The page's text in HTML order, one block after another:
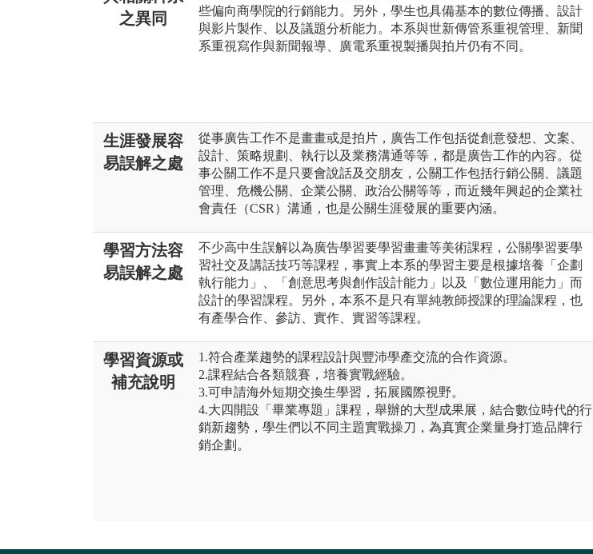
之異同
些偏向商學院的行銷能力。另外，學生也具備基本的數位傳播、設計
與影片製作、以及議題分析能力。本系與世新傳管系重視管理、新聞
系重視寫作與新聞報導、廣電系重視製播與拍片仍有不同。
生涯發展容
易誤解之處
從事廣告工作不是畫畫或是拍片，廣告工作包括從創意發想、文案、
設計、策略規劃、執行以及業務溝通等等，都是廣告工作的內容。從
事公關工作不是只要會說話及交朋友，公關工作包括行銷公關、議題
管理、危機公關、企業公關、政治公關等等，而近幾年興起的企業社
會責任（CSR）溝通，也是公關生涯發展的重要內涵。
學習方法容
易誤解之處
不少高中生誤解以為廣告學習要學習畫畫等美術課程，公關學習要學
習社交及講話技巧等課程，事實上本系的學習主要是根據培養「企劃
執行能力」、「創意思考與創作設計能力」以及「數位運用能力」而
設計的學習課程。另外，本系不是只有單純教師授課的理論課程，也
有產學合作、參訪、實作、實習等課程。
學習資源或
補充說明
1.符合產業趨勢的課程設計與豐沛學產交流的合作資源。
2.課程結合各類競賽，培養實戰經驗。
3.可申請海外短期交換生學習，拓展國際視野。
4.大四開設「畢業專題」課程，舉辦的大型成果展，結合數位時代的行
銷新趨勢，學生們以不同主題實戰操刀，為真實企業量身打造品牌行
銷企劃。